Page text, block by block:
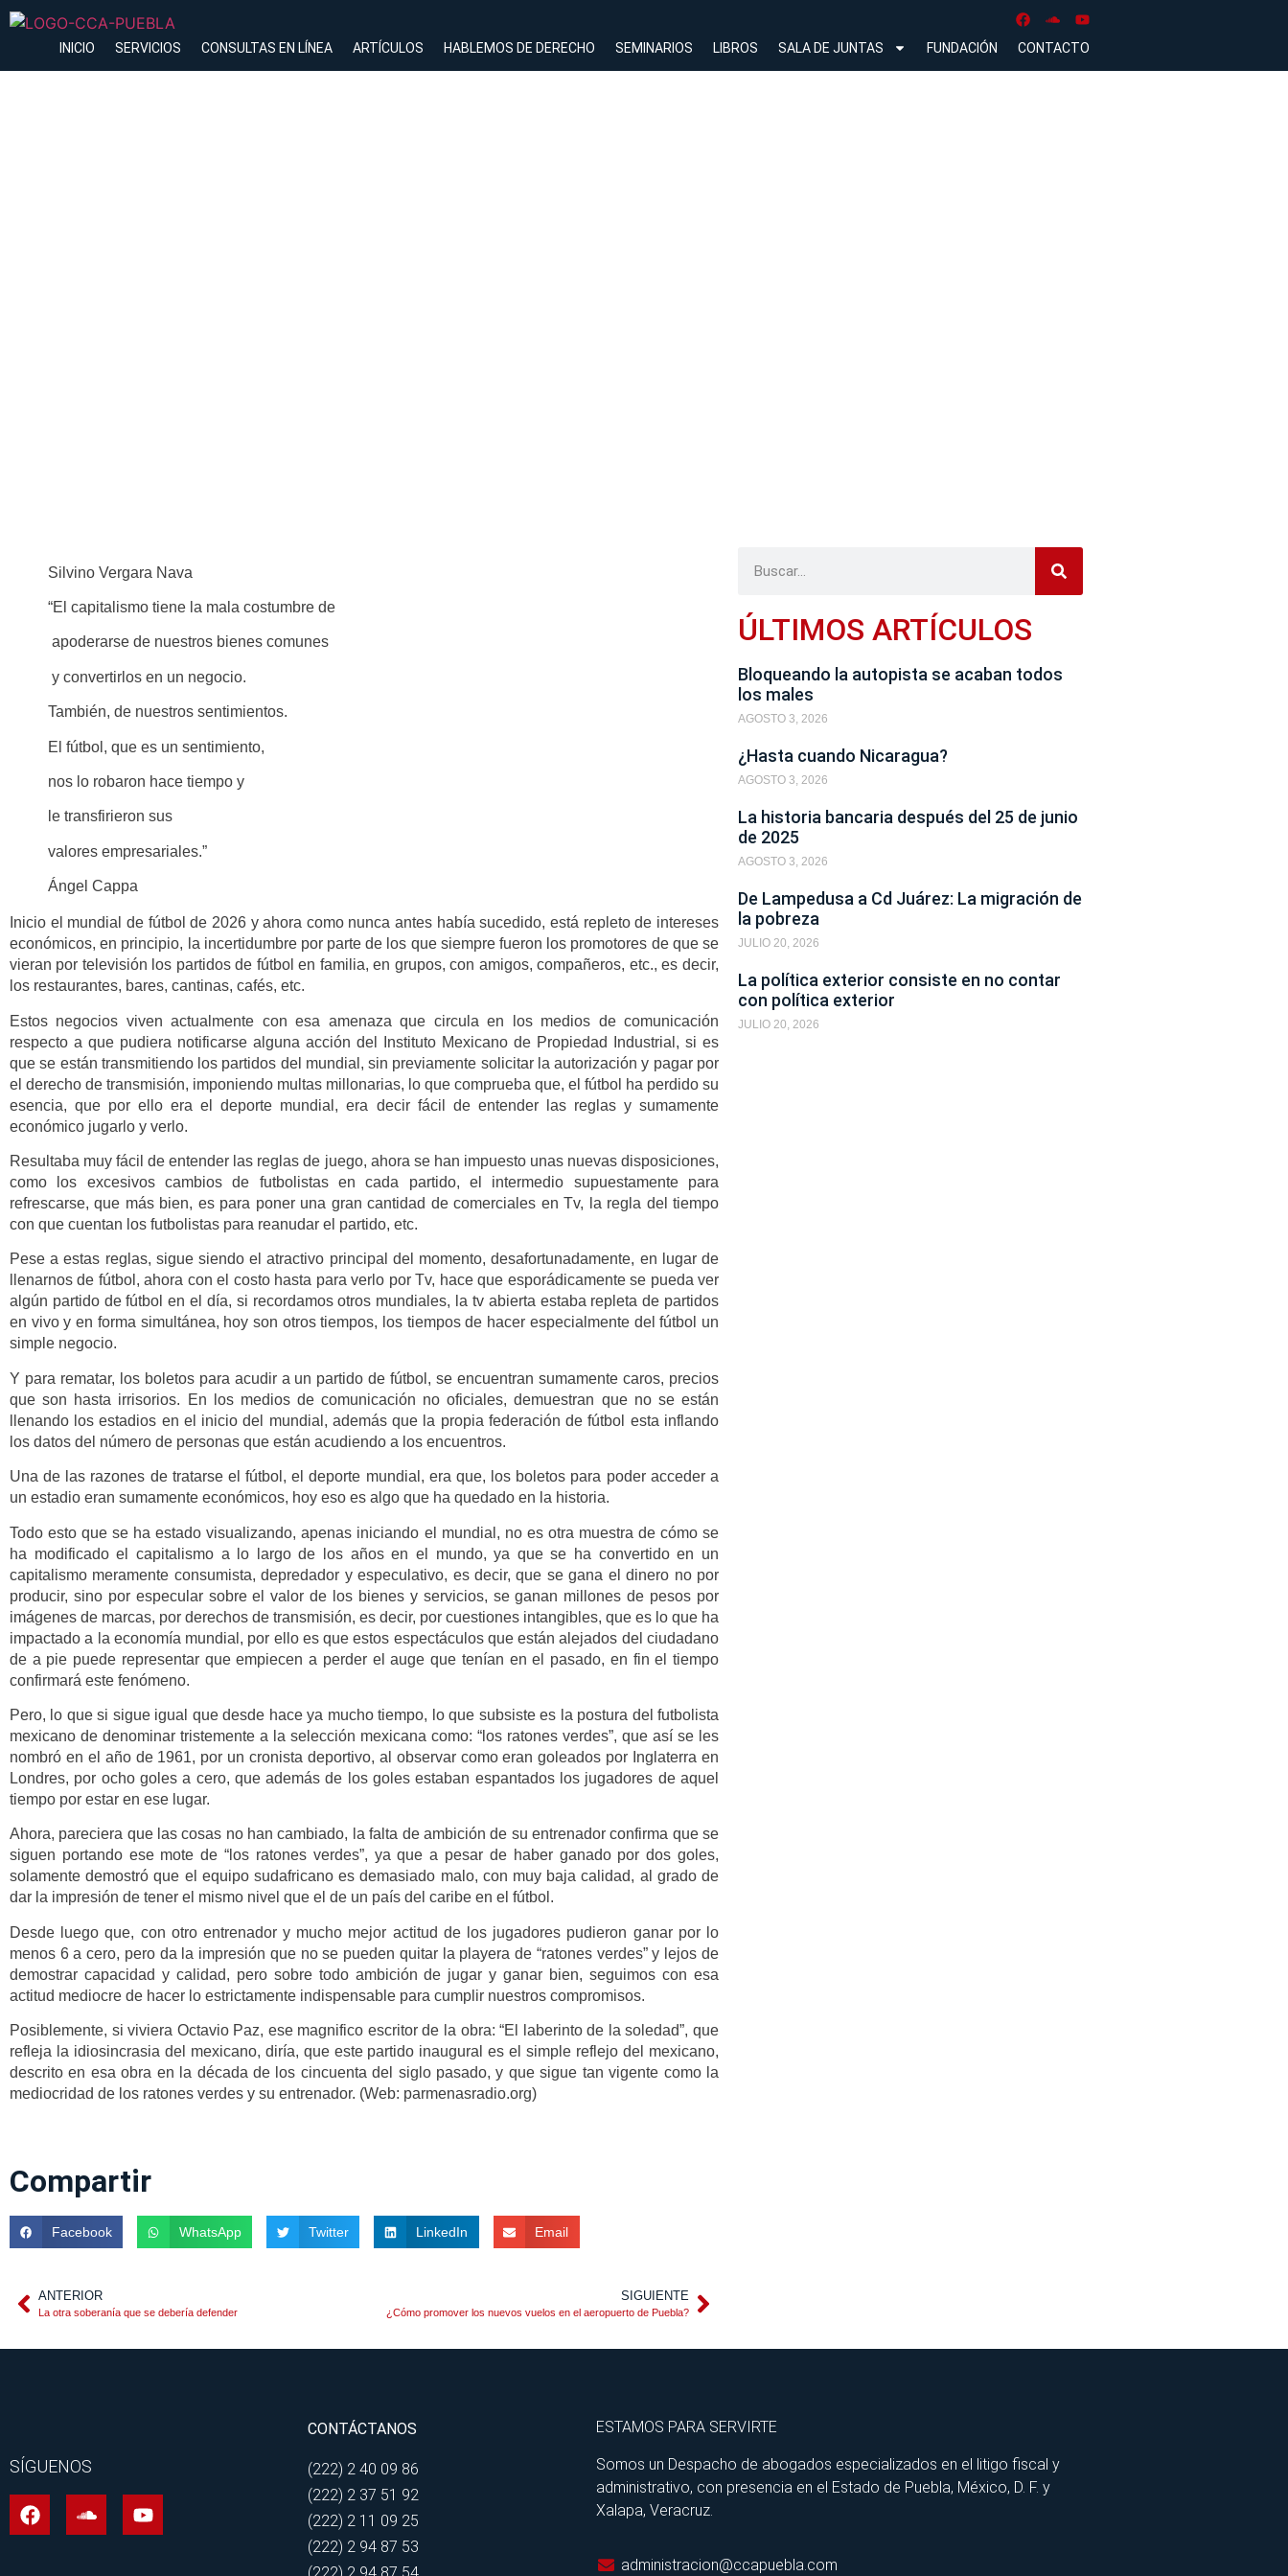
INICIO SERVICIOS CONSULTAS EN LÍNEA ARTÍCULOS HABLEMOS DE DERECHO SEMINARIOS LIBROS SALA DE JUNTAS FUNDACIÓN CONTACTO
Silvino Vergara Nava
“El capitalismo tiene la mala costumbre de
apoderarse de nuestros bienes comunes
y convertirlos en un negocio.
También, de nuestros sentimientos.
El fútbol, que es un sentimiento,
nos lo robaron hace tiempo y
le transfirieron sus
valores empresariales.”
Ángel Cappa
Inicio el mundial de fútbol de 2026 y ahora como nunca antes había sucedido, está repleto de intereses
económicos, en principio, la incertidumbre por parte de los que siempre fueron los promotores de que se
vieran por televisión los partidos de fútbol en familia, en grupos, con amigos, compañeros, etc., es decir,
los restaurantes, bares, cantinas, cafés, etc.
Estos negocios viven actualmente con esa amenaza que circula en los medios de comunicación
respecto a que pudiera notificarse alguna acción del Instituto Mexicano de Propiedad Industrial, si es
que se están transmitiendo los partidos del mundial, sin previamente solicitar la autorización y pagar por
el derecho de transmisión, imponiendo multas millonarias, lo que comprueba que, el fútbol ha perdido su
esencia, que por ello era el deporte mundial, era decir fácil de entender las reglas y sumamente
económico jugarlo y verlo.
Resultaba muy fácil de entender las reglas de juego, ahora se han impuesto unas nuevas disposiciones,
como los excesivos cambios de futbolistas en cada partido, el intermedio supuestamente para
refrescarse, que más bien, es para poner una gran cantidad de comerciales en Tv, la regla del tiempo
con que cuentan los futbolistas para reanudar el partido, etc.
Pese a estas reglas, sigue siendo el atractivo principal del momento, desafortunadamente, en lugar de
llenarnos de fútbol, ahora con el costo hasta para verlo por Tv, hace que esporádicamente se pueda ver
algún partido de fútbol en el día, si recordamos otros mundiales, la tv abierta estaba repleta de partidos
en vivo y en forma simultánea, hoy son otros tiempos, los tiempos de hacer especialmente del fútbol un
simple negocio.
Y para rematar, los boletos para acudir a un partido de fútbol, se encuentran sumamente caros, precios
que son hasta irrisorios. En los medios de comunicación no oficiales, demuestran que no se están
llenando los estadios en el inicio del mundial, además que la propia federación de fútbol esta inflando
los datos del número de personas que están acudiendo a los encuentros.
Una de las razones de tratarse el fútbol, el deporte mundial, era que, los boletos para poder acceder a
un estadio eran sumamente económicos, hoy eso es algo que ha quedado en la historia.
Todo esto que se ha estado visualizando, apenas iniciando el mundial, no es otra muestra de cómo se
ha modificado el capitalismo a lo largo de los años en el mundo, ya que se ha convertido en un
capitalismo meramente consumista, depredador y especulativo, es decir, que se gana el dinero no por
producir, sino por especular sobre el valor de los bienes y servicios, se ganan millones de pesos por
imágenes de marcas, por derechos de transmisión, es decir, por cuestiones intangibles, que es lo que ha
impactado a la economía mundial, por ello es que estos espectáculos que están alejados del ciudadano
de a pie puede representar que empiecen a perder el auge que tenían en el pasado, en fin el tiempo
confirmará este fenómeno.
Pero, lo que si sigue igual que desde hace ya mucho tiempo, lo que subsiste es la postura del futbolista
mexicano de denominar tristemente a la selección mexicana como: “los ratones verdes”, que así se les
nombró en el año de 1961, por un cronista deportivo, al observar como eran goleados por Inglaterra en
Londres, por ocho goles a cero, que además de los goles estaban espantados los jugadores de aquel
tiempo por estar en ese lugar.
Ahora, pareciera que las cosas no han cambiado, la falta de ambición de su entrenador confirma que se
siguen portando ese mote de “los ratones verdes”, ya que a pesar de haber ganado por dos goles,
solamente demostró que el equipo sudafricano es demasiado malo, con muy baja calidad, al grado de
dar la impresión de tener el mismo nivel que el de un país del caribe en el fútbol.
Desde luego que, con otro entrenador y mucho mejor actitud de los jugadores pudieron ganar por lo
menos 6 a cero, pero da la impresión que no se pueden quitar la playera de “ratones verdes” y lejos de
demostrar capacidad y calidad, pero sobre todo ambición de jugar y ganar bien, seguimos con esa
actitud mediocre de hacer lo estrictamente indispensable para cumplir nuestros compromisos.
Posiblemente, si viviera Octavio Paz, ese magnifico escritor de la obra: “El laberinto de la soledad”, que
refleja la idiosincrasia del mexicano, diría, que este partido inaugural es el simple reflejo del mexicano,
descrito en esa obra en la década de los cincuenta del siglo pasado, y que sigue tan vigente como la
mediocridad de los ratones verdes y su entrenador. (Web: parmenasradio.org)
Compartir
Facebook WhatsApp Twitter LinkedIn Email
ANTERIOR
La otra soberanía que se debería defender
SIGUIENTE
¿Cómo promover los nuevos vuelos en el aeropuerto de Puebla?
ÚLTIMOS ARTÍCULOS
Bloqueando la autopista se acaban todos
los males
AGOSTO 3, 2026
¿Hasta cuando Nicaragua?
AGOSTO 3, 2026
La historia bancaria después del 25 de junio
de 2025
AGOSTO 3, 2026
De Lampedusa a Cd Juárez: La migración de
la pobreza
JULIO 20, 2026
La política exterior consiste en no contar
con política exterior
JULIO 20, 2026
SÍGUENOS
CONTÁCTANOS
(222) 2 40 09 86
(222) 2 37 51 92
(222) 2 11 09 25
(222) 2 94 87 53
(222) 2 94 87 54
ESTAMOS PARA SERVIRTE
Somos un Despacho de abogados especializados en el litigo fiscal y
administrativo, con presencia en el Estado de Puebla, México, D. F. y
Xalapa, Veracruz.
administracion@ccapuebla.com